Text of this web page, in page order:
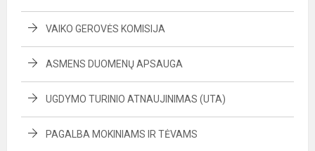
VAIKO GEROVĖS KOMISIJA
ASMENS DUOMENŲ APSAUGA
UGDYMO TURINIO ATNAUJINIMAS (UTA)
PAGALBA MOKINIAMS IR TĖVAMS